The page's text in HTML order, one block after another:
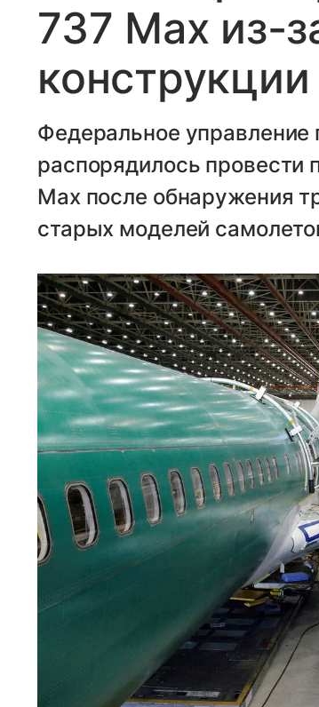
737 Max из-
Федеральное
распорядилось провести
Max после обнаружения
старых моделей